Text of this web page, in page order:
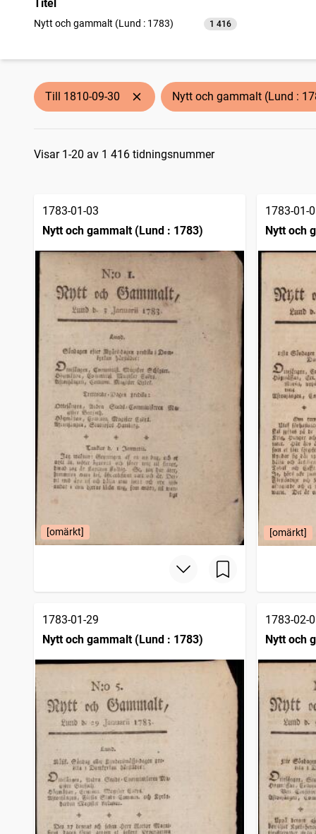
Titel
Nytt och gammalt (Lund : 1783) 1 416
träffar
Till 1810-09-30 Nytt och gammalt (Lund :
Sökresultat
Visar 1-20 av 1 416 tidningsnummer
1783-01-03
Nytt och gammalt (Lund : 1783)
[omärkt]
1783-01-
Nytt och
[omärkt]
1783-01-29
Nytt och gammalt (Lund : 1783)
1783-02-
Nytt och